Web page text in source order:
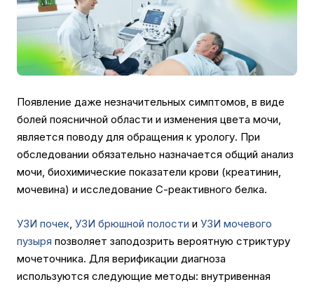
Появление даже незначительных симптомов, в виде
болей поясничной области и изменения цвета мочи,
является поводу для обращения к урологу. При
обследовании обязательно назначается общий анализ
мочи, биохимические показатели крови (креатинин,
мочевина) и исследование С-реактивного белка.
УЗИ почек, УЗИ брюшной полости и УЗИ мочевого
пузыря позволяет заподозрить вероятную стриктуру
мочеточника. Для верификации диагноза
используются следующие методы: внутривенная